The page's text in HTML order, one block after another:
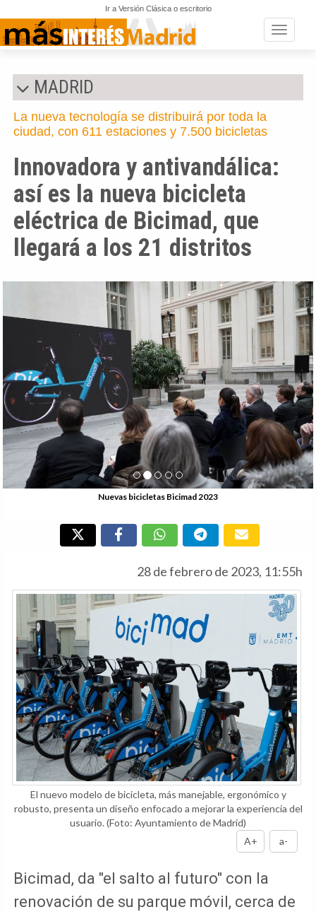
Ir a Versión Clásica o escritorio
Toggle
MADRID
La nueva tecnología se distribuirá por toda la
ciudad, con 611 estaciones y 7.500 bicicletas
Innovadora y antivandálica:
así es la nueva bicicleta
eléctrica de Bicimad, que
llegará a los 21 distritos
Nuevas bicicletas Bicimad 2023
28 de febrero de 2023, 11:55h
El nuevo modelo de bicicleta, más manejable, ergonómico y
robusto, presenta un diseño enfocado a mejorar la experiencia del
usuario.(Foto: Ayuntamiento de Madrid)
A+
a-
Bicimad, da "el salto al futuro" con la
renovación de su parque móvil, cerca de